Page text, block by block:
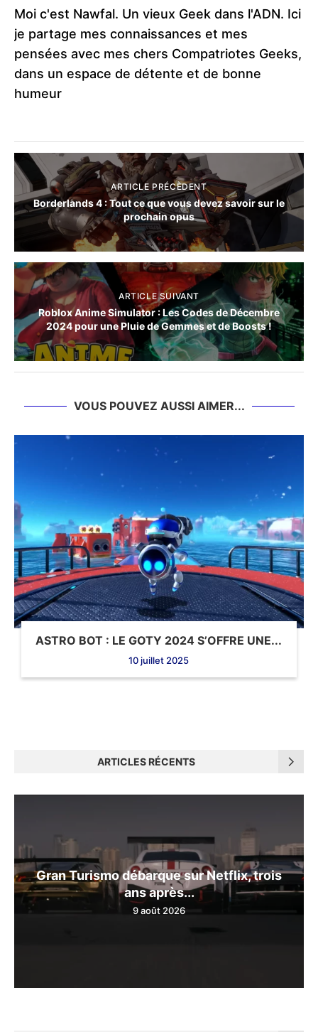
Moi c'est Nawfal. Un vieux Geek dans l'ADN. Ici
je partage mes connaissances et mes
pensées avec mes chers Compatriotes Geeks,
dans un espace de détente et de bonne
humeur
ARTICLE PRÉCÈDENT
Borderlands 4 : Tout ce que vous devez savoir sur le
prochain opus
ARTICLE SUIVANT
Roblox Anime Simulator : Les Codes de Décembre
2024 pour une Pluie de Gemmes et de Boosts !
VOUS POUVEZ AUSSI AIMER...
ASTRO BOT : LE GOTY 2024 S’OFFRE UNE...
10 juillet 2025
ARTICLES RÉCENTS
Gran Turismo débarque sur Netflix, trois
ans après...
9 août 2026